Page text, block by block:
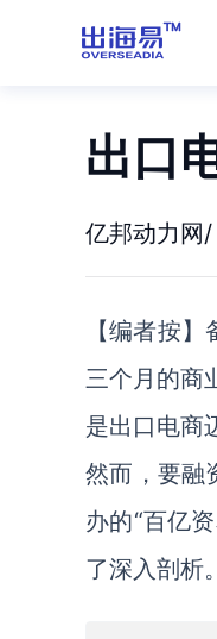
出口
亿邦动力
【编者按
三个月的商
是出口电商
然而，要融
办的“百亿
了深入剖析。